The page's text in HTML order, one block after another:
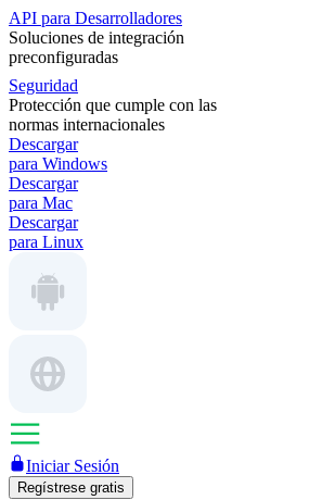
API para Desarrolladores
Soluciones de integración
preconfiguradas
Seguridad
Protección que cumple con las
normas internacionales
Descargar
para Windows
Descargar
para Mac
Descargar
para Linux
Iniciar Sesión
Regístrese gratis